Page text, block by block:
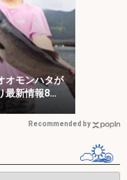
オモンハタが
最新情報8
Recommended by